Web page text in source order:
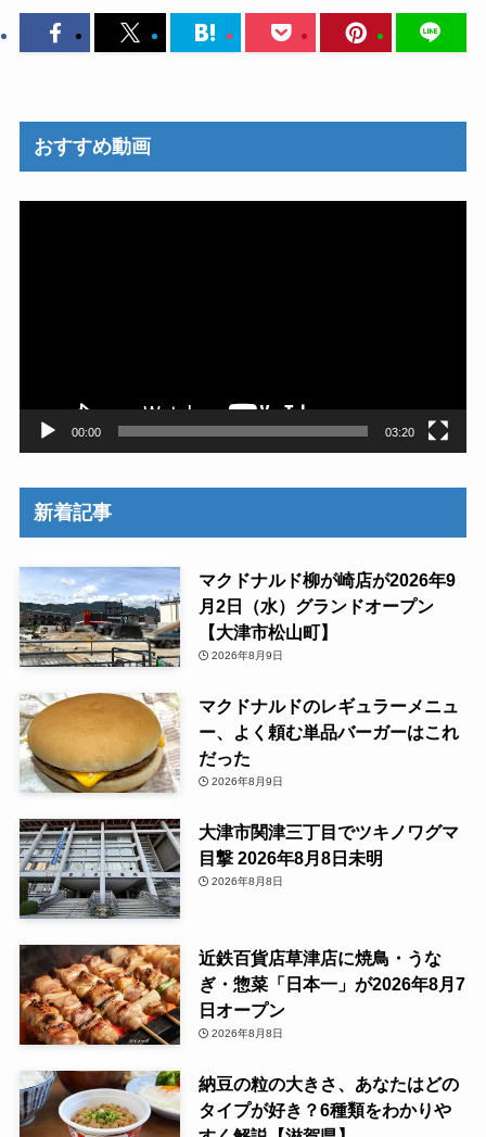
おすすめ動画
00:00 03:20
新着記事
マクドナルド柳が崎店が2026年9
月2日（水）グランドオープン
【大津市松山町】
2026年8月9日
マクドナルドのレギュラーメニュ
ー、よく頼む単品バーガーはこれ
だった
2026年8月9日
大津市関津三丁目でツキノワグマ
目撃 2026年8月8日未明
2026年8月8日
近鉄百貨店草津店に焼鳥・うな
ぎ・惣菜「日本一」が2026年8月7
日オープン
2026年8月8日
納豆の粒の大きさ、あなたはどの
タイプが好き？6種類をわかりや